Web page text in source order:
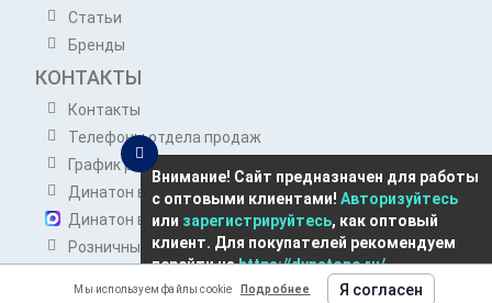
Статьи
Бренды
КОНТАКТЫ
Контакты
Телефоны отдела продаж
График работы отдела продаж
Динатон в Telegram
Динатон в Max
Розничным покупателям
opt@dynatone.ru
Внимание! Сайт предназначен для работы
с оптовыми клиентами! Авторизуйтесь
или зарегистрируйтесь, как оптовый
клиент. Для покупателей рекомендуем
перейти наhttps://dynatone.ru/
Мы используем файлы cookie Подробнее Я согласен